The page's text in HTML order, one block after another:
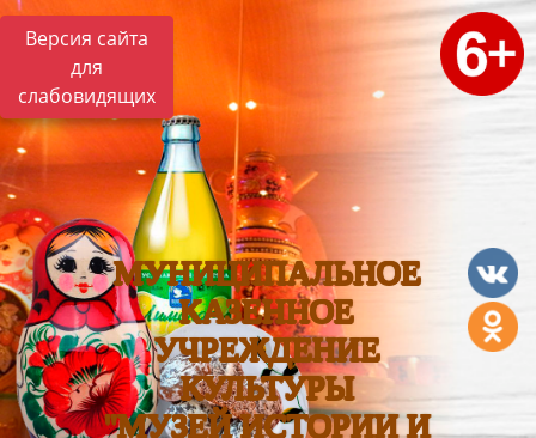
Версия сайта
для
слабовидящих
МУНИЦИПАЛЬНОЕ
КАЗЕННОЕ
УЧРЕЖДЕНИЕ
КУЛЬТУРЫ
"МУЗЕЙ ИСТОРИИ И